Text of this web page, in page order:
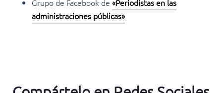
Grupo de Facebook de«Periodistas en las
administraciones públicas»